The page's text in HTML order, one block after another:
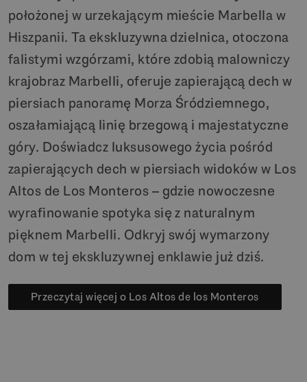
położonej w urzekającym mieście Marbella w
Hiszpanii. Ta ekskluzywna dzielnica, otoczona
falistymi wzgórzami, które zdobią malowniczy
krajobraz Marbelli, oferuje zapierającą dech w
piersiach panoramę Morza Śródziemnego,
oszałamiającą linię brzegową i majestatyczne
góry. Doświadcz luksusowego życia pośród
zapierających dech w piersiach widoków w Los
Altos de Los Monteros – gdzie nowoczesne
wyrafinowanie spotyka się z naturalnym
pięknem Marbelli. Odkryj swój wymarzony
dom w tej ekskluzywnej enklawie już dziś.
Przeczytaj więcej o Los Altos de los Monteros